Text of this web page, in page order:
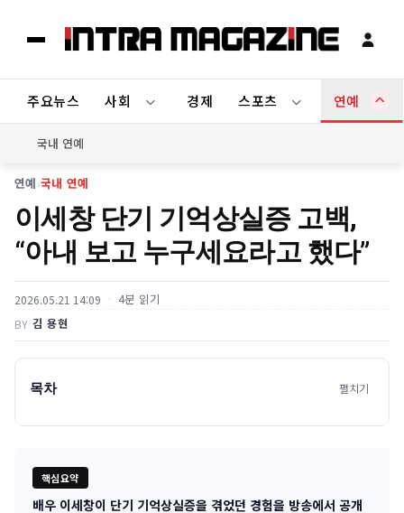
주요뉴스 사회 경제 스포츠 연예
국내 연예
연예›국내 연예
이세창 단기 기억상실증 고백,
“아내 보고 누구세요라고 했다”
2026.05.21 14:09 4분 읽기
BY 김 용현
목차 펼치기
핵심요약
배우 이세창이 단기 기억상실증을 겪었던 경험을 방송에서 공개